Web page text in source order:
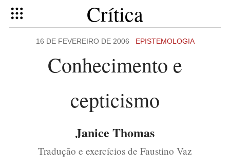
Crítica
16 DE FEVEREIRO DE 2006 EPISTEMOLOGIA
Conhecimento e
cepticismo
Janice Thomas
Tradução e exercícios de Faustino Vaz